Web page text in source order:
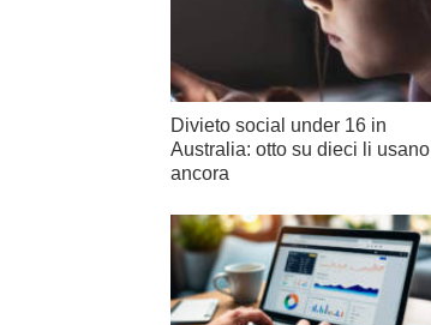
Divieto social under 16 in
Australia: otto su dieci li usano
ancora